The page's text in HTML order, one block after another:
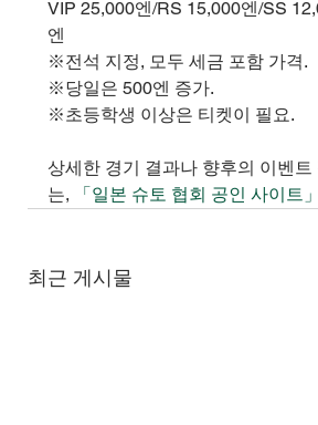
VIP 25,000엔/RS 15,000엔/SS
엔
※전석 지정, 모두 세금 포함 가격.
※당일은 500엔 증가.
※초등학생 이상은 티켓이 필요.
상세한 경기 결과나 향후의 이벤트
는,
「일본 슈토 협회 공인 사이트」
최근 게시물